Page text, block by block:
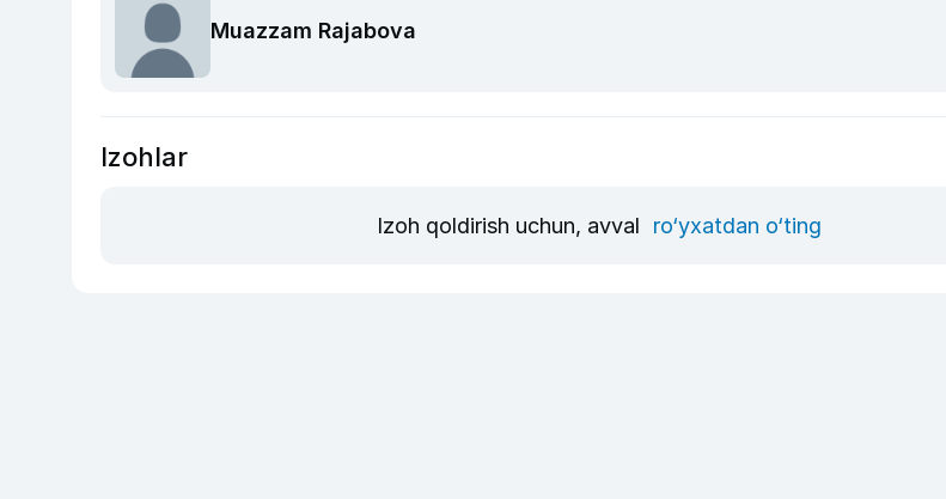
Muazzam Rajabova
Izohlar
Izoh qoldirish uchun, avval ro‘yxatdan o‘ting